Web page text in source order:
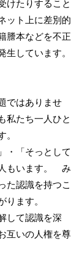
けたりすること
ット上に差別的
謄本などを不正
しています。
ではありませ
私たち一人ひと
。
・「そっとして
もいます。 み
た認識を持つこ
ります。
して認識を深
互いの人権を尊